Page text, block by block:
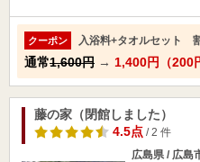
クーポン 入浴料+タオルセット
通常1,600円 → 1,400円（200
藤の家（閉館しました）
4.5点/ 2 件
広島県 / 広島